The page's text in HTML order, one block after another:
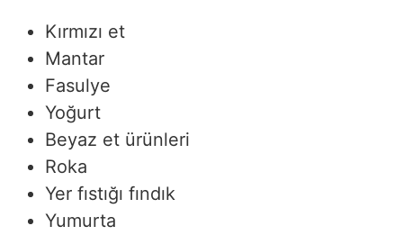
Kırmızı et
Mantar
Fasulye
Yoğurt
Beyaz et ürünleri
Roka
Yer fıstığı fındık
Yumurta